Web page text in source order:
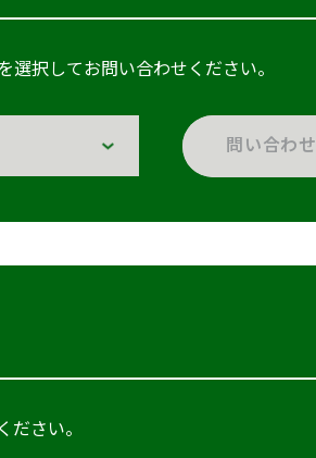
択してお問い合わせください。
問い合わせ
さい。